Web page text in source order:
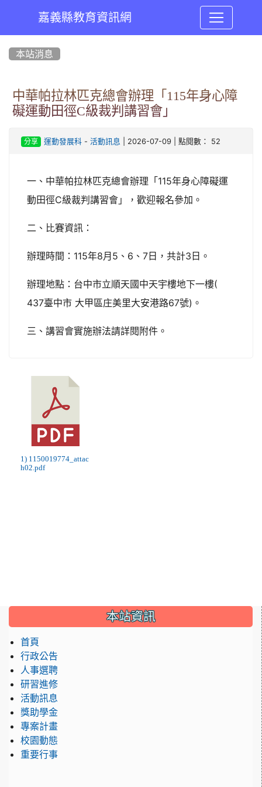
嘉義縣教育資訊網
本站消息
中華帕拉林匹克總會辦理「115年身心障
礙運動田徑C級裁判講習會」
分享 運動發展科- 活動訊息 | 2026-07-09 | 點閱數： 52
一、中華帕拉林匹克總會辦理「115年身心障礙運
動田徑C級裁判講習會」，歡迎報名參加。
二、比賽資訊：
辦理時間：115年8月5、6、7日，共計3日。
辦理地點：台中市立順天國中天宇樓地下一樓(
437臺中市 大甲區庄美里大安港路67號)。
三、講習會實施辦法請詳閱附件。
1) 1150019774_attac
h02.pdf
::: 本站資訊
首頁
行政公告
人事選聘
研習進修
活動訊息
獎助學金
專案計畫
校園動態
重要行事